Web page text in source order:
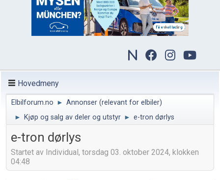
Hovedmeny
Elbilforum.no ► Annonser (relevant for elbiler)
►
Kjøp og salg av deler og utstyr ► e-tron dørlys
e-tron dørlys
Startet av Individual, torsdag 03. oktober 2024, klokken
04:48